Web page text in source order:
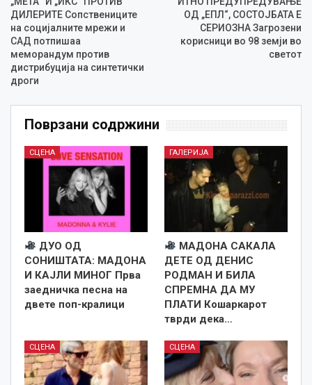
ДИЛЕРИТЕ Сопствениците
на социјалните мрежи и
САД потпишаа
меморандум против
дистрибуција на синтетички
дроги
ОД „ЕПЛ“, СОСТОЈБАТА Е
СЕРИОЗНА Загрозени
корисници во 98 земји во
светот
Поврзани содржини
СЦЕНА
ДУО ОД
СОНИШТАТА: МАДОНА
И КАЈЛИ МИНОГ Прва
заедничка песна на
двете поп-кралици
ГАЛЕРИЈА
МАДОНА САКАЛА
ДЕТЕ ОД ДЕНИС
РОДМАН И БИЛА
СПРЕМНА ДА МУ
ПЛАТИ Кошаркарот
тврди дека…
СЦЕНА СЦЕНА